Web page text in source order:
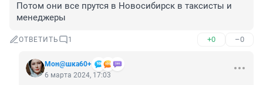
Потом они все прутся в Новосибирск в таксисты и
менеджеры
ОТВЕТИТЬ 1 +0 –0
Мон@шка60+
6 марта 2024, 17:03